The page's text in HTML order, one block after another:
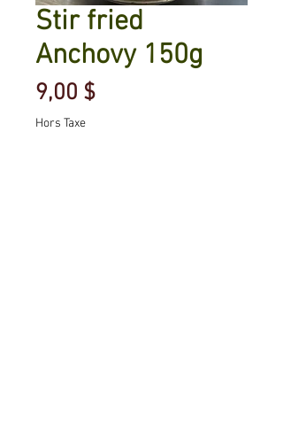
Stir fried
Anchovy 150g
9,00 $Prix
Hors Taxe